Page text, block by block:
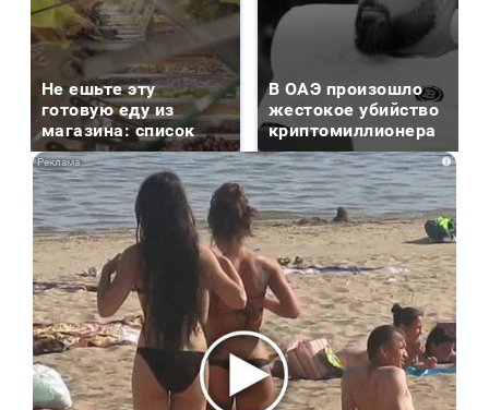
Не ешьте эту
готовую еду из
магазина: список
В ОАЭ произошло
жестокое убийство
криптомиллионера
i